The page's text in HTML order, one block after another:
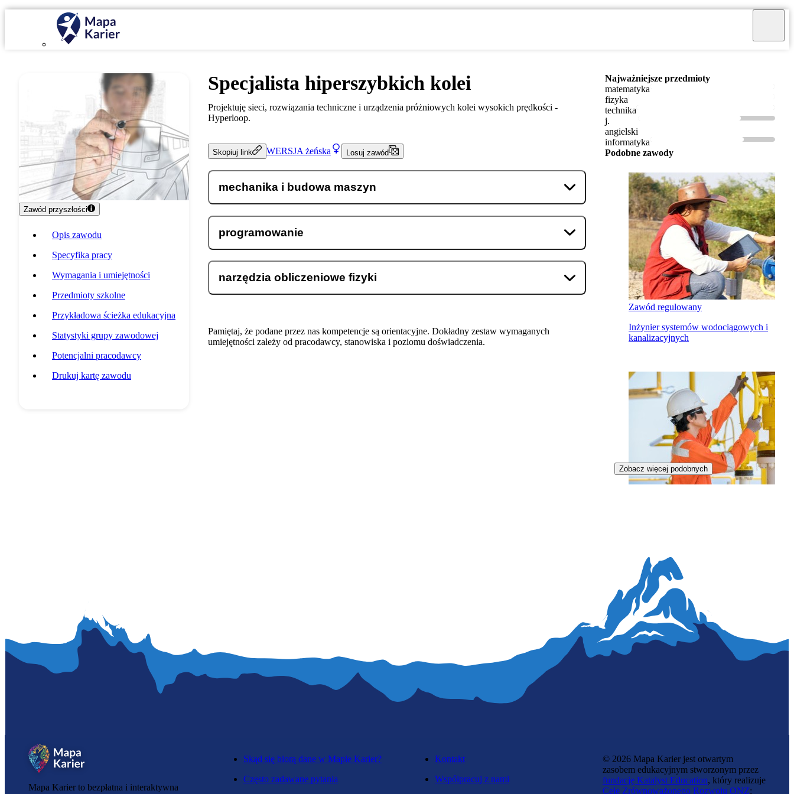
Zawód przyszłości
Opis zawodu
Specyfika pracy
Wymagania i umiejętności
Przedmioty szkolne
Przykładowa ścieżka edukacyjna
Statystyki grupy zawodowej
Potencjalni pracodawcy
Drukuj kartę zawodu
Specjalista hiperszybkich kolei
Projektuję sieci, rozwiązania techniczne i urządzenia próżniowych kolei wysokich prędkości -
Hyperloop.
Skopiuj link WERSJA żeńska Losuj zawód
mechanika i budowa maszyn
programowanie
narzędzia obliczeniowe fizyki
Pamiętaj, że podane przez nas kompetencje są orientacyjne. Dokładny zestaw wymaganych
umiejętności zależy od pracodawcy, stanowiska i poziomu doświadczenia.
Najważniejsze przedmioty
matematyka
fizyka
technika
j.
angielski
informatyka
Podobne zawody
Zawód regulowany
Inżynier systemów wodociągowych i
kanalizacyjnych
Zobacz więcej podobnych
Mapa Karier to bezpłatna i interaktywna
Skąd się biorą dane w Mapie Karier?
Często zadawane pytania
Kontakt
Współpracuj z nami
© 2026 Mapa Karier jest otwartym
zasobem edukacyjnym stworzonym przez
fundację Katalyst Education, który realizuje
Cele Zrównoważonego Rozwoju ONZ: